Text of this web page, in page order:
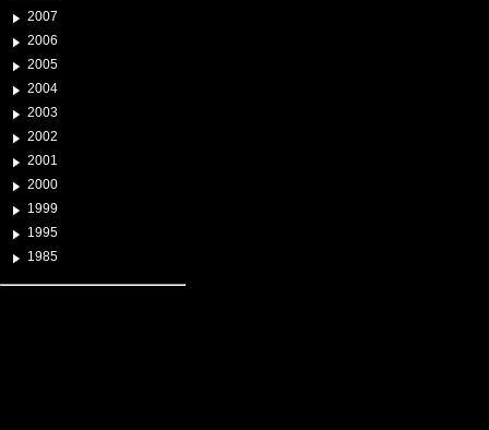
2007
2006
2005
2004
2003
2002
2001
2000
1999
1995
1985